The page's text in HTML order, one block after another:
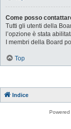
Come posso
Tutti gli utenti della
l’opzione è stata
I membri della Board
Top
Indice
Powered